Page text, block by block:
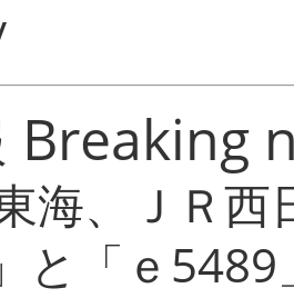
Breaking
海、ＪＲ
と「ｅ